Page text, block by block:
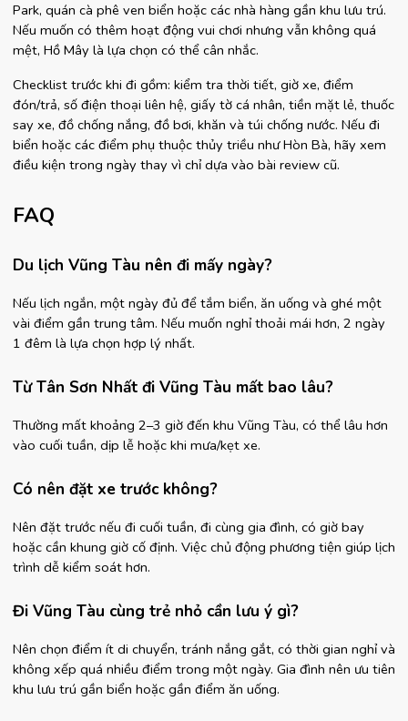
Park, quán cà phê ven biển hoặc các nhà hàng gần khu lưu trú.
Nếu muốn có thêm hoạt động vui chơi nhưng vẫn không quá
mệt, Hồ Mây là lựa chọn có thể cân nhắc.
Checklist trước khi đi gồm: kiểm tra thời tiết, giờ xe, điểm
đón/trả, số điện thoại liên hệ, giấy tờ cá nhân, tiền mặt lẻ, thuốc
say xe, đồ chống nắng, đồ bơi, khăn và túi chống nước. Nếu đi
biển hoặc các điểm phụ thuộc thủy triều như Hòn Bà, hãy xem
điều kiện trong ngày thay vì chỉ dựa vào bài review cũ.
FAQ
Du lịch Vũng Tàu nên đi mấy ngày?
Nếu lịch ngắn, một ngày đủ để tắm biển, ăn uống và ghé một
vài điểm gần trung tâm. Nếu muốn nghỉ thoải mái hơn, 2 ngày
1 đêm là lựa chọn hợp lý nhất.
Từ Tân Sơn Nhất đi Vũng Tàu mất bao lâu?
Thường mất khoảng 2–3 giờ đến khu Vũng Tàu, có thể lâu hơn
vào cuối tuần, dịp lễ hoặc khi mưa/kẹt xe.
Có nên đặt xe trước không?
Nên đặt trước nếu đi cuối tuần, đi cùng gia đình, có giờ bay
hoặc cần khung giờ cố định. Việc chủ động phương tiện giúp lịch
trình dễ kiểm soát hơn.
Đi Vũng Tàu cùng trẻ nhỏ cần lưu ý gì?
Nên chọn điểm ít di chuyển, tránh nắng gắt, có thời gian nghỉ và
không xếp quá nhiều điểm trong một ngày. Gia đình nên ưu tiên
khu lưu trú gần biển hoặc gần điểm ăn uống.